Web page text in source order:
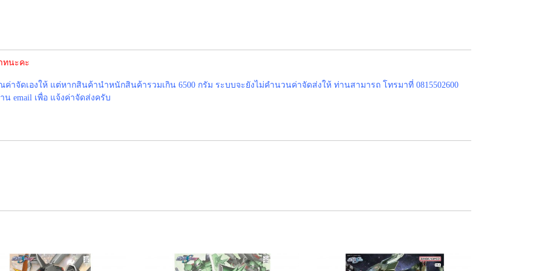
ทนะคะ
าจัดเองให้ แต่หากสินค้านำหนักสินค้ารวมเกิน 6500 กรัม ระบบจะยังไม่คำนวนค่าจัดส่งให้ ท่านสามารถ โทรมาที่ 0815502600
email เพื่อ แจ้งค่าจัดส่งครับ